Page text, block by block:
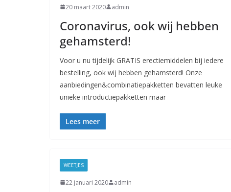
20 maart 2020 admin
Coronavirus, ook wij hebben
gehamsterd!
Voor u nu tijdelijk GRATIS erectiemiddelen bij iedere
bestelling, ook wij hebben gehamsterd! Onze
aanbiedingen&combinatiepakketten bevatten leuke
unieke introductiepakketten maar
Lees meer
WEETJES
22 januari 2020 admin